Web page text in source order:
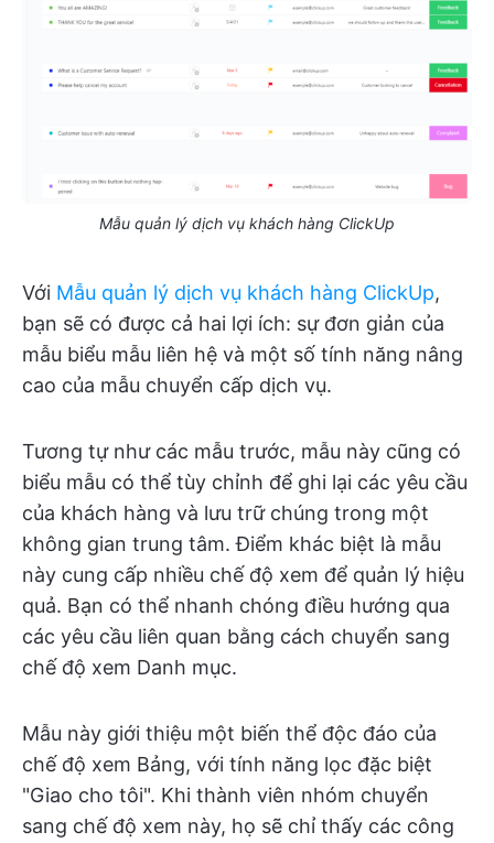
Mẫu quản lý dịch vụ khách hàng ClickUp
Với Mẫu quản lý dịch vụ khách hàng ClickUp,
bạn sẽ có được cả hai lợi ích: sự đơn giản của
mẫu biểu mẫu liên hệ và một số tính năng nâng
cao của mẫu chuyển cấp dịch vụ.
Tương tự như các mẫu trước, mẫu này cũng có
biểu mẫu có thể tùy chỉnh để ghi lại các yêu cầu
của khách hàng và lưu trữ chúng trong một
không gian trung tâm. Điểm khác biệt là mẫu
này cung cấp nhiều chế độ xem để quản lý hiệu
quả. Bạn có thể nhanh chóng điều hướng qua
các yêu cầu liên quan bằng cách chuyển sang
chế độ xem Danh mục.
Mẫu này giới thiệu một biến thể độc đáo của
chế độ xem Bảng, với tính năng lọc đặc biệt
"Giao cho tôi". Khi thành viên nhóm chuyển
sang chế độ xem này, họ sẽ chỉ thấy các công